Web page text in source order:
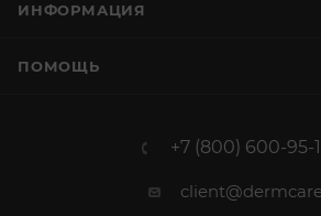
ИНФОРМАЦИЯ
ПОМОЩЬ
+7 (800) 600-95-